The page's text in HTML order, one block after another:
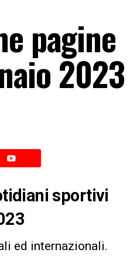
pagine
2023
sportivi
ed internazionali.